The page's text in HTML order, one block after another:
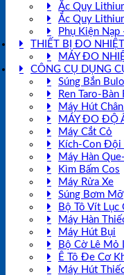
Ắc Quy
Ắc Quy
Phụ Kiện
THIẾT BỊ ĐO
MÁY ĐO
CÔNG CỤ DỤNG
Súng Bắn
Ren Taro-Bàn
Máy Hút
MÁY ĐO ĐỘ
Máy Cắt Cỏ
Kích-Con Đội
Máy Hàn
Kìm Bấm Cos
Máy Rửa Xe
Súng Bơm Mỡ
Bộ Tô Vít Lục
Máy Hàn
Máy Hút Bụi
Bộ Cờ Lê Mỏ
Ê Tô Đe Cơ
Máy Hút